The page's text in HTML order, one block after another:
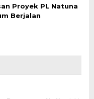
Proyek PL Natuna
Berjalan